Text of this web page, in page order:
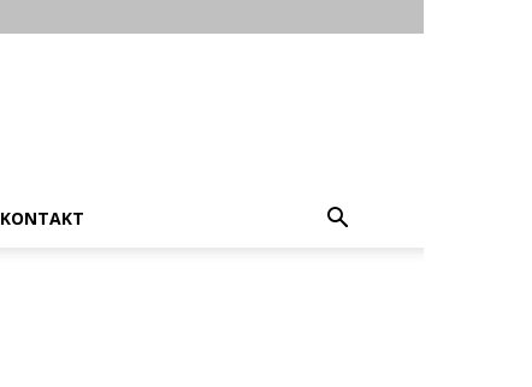
KONTAKT